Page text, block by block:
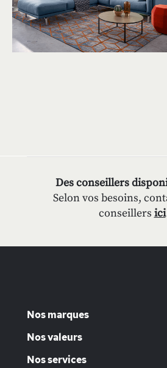
Des conseillers
Selon vos besoins,
conseillers ici
Nos marques
Nos valeurs
Nos services